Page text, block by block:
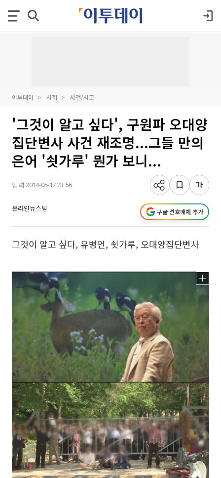
이투데이 사회 사건/사고
'그것이 알고 싶다', 구원파 오대양
집단변사 사건 재조명...그들 만의
은어 '쇳가루' 뭔가 보니...
입력 2014-05-17 23:56
온라인뉴스팀 구글 선호매체 추가
그것이 알고 싶다, 유병언, 쇳가루, 오대양집단변사